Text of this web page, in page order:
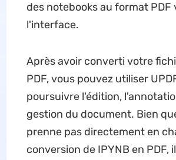
des notebooks au format PDF
l'interface.
Après avoir converti votre
PDF, vous pouvez utiliser
poursuivre l'édition,
gestion du document. Bien
prenne pas directement en
conversion de IPYNB en PDF,